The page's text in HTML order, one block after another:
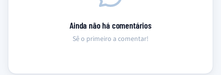
Ainda não há comentários
Sê o primeiro a comentar!